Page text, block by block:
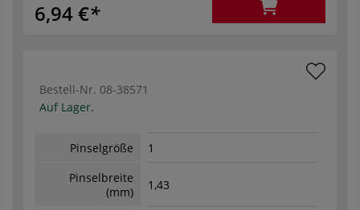
6,94 €
Bestell-Nr. 08-38571
Auf Lager.
Pinselgröße
1
Pinselbreite
(mm)
1,43